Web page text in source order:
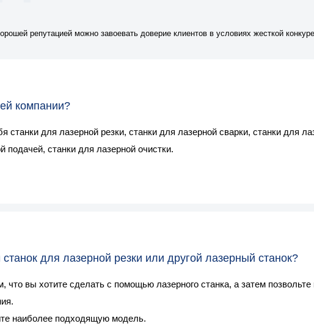
репутацией можно завоевать доверие клиентов в условиях жесткой
компании?
для лазерной резки, станки для лазерной сварки, станки для
подачей, станки для лазерной очистки.
для лазерной резки или другой лазерный станок?
что вы хотите сделать с помощью лазерного станка, а затем
наиболее подходящую модель.